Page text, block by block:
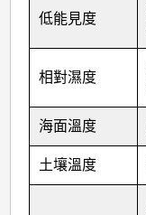
低能見度
相對濕度
海面溫度
土壤溫度